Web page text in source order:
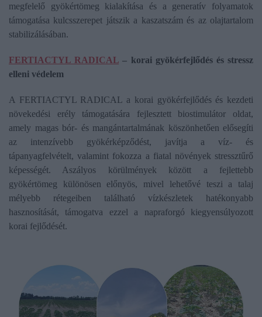
megfelelő gyökértömeg kialakítása és a generatív folyamatok
támogatása kulcsszerepet játszik a kaszatszám és az olajtartalom
stabilizálásában.
FERTIACTYL RADICAL – korai gyökérfejlődés és stressz
elleni védelem
A FERTIACTYL RADICAL a korai gyökérfejlődés és kezdeti
növekedési erély támogatására fejlesztett biostimulátor oldat,
amely magas bór- és mangántartalmának köszönhetően elősegíti
az intenzívebb gyökérképződést, javítja a víz- és
tápanyagfelvételt, valamint fokozza a fiatal növények stressztűrő
képességét. Aszályos körülmények között a fejlettebb
gyökértömeg különösen előnyös, mivel lehetővé teszi a talaj
mélyebb rétegeiben található vízkészletek hatékonyabb
hasznosítását, támogatva ezzel a napraforgó kiegyensúlyozott
korai fejlődését.